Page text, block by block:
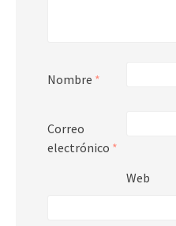
Nombre *
Correo
electrónico *
Web